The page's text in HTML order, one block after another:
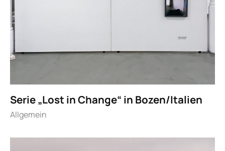
Serie „Lost in Change“ in Bozen/Italien
Allgemein